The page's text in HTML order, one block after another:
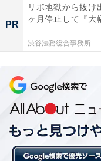
View
PR
リボ地獄から抜け
ヶ月停止して『大
渋谷法務総合事務所